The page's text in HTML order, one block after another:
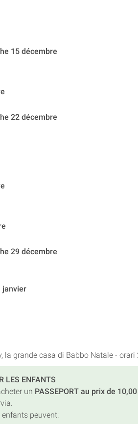
15 décembre
22 décembre
29 décembre
janvier
LES ENFANTS
un PASSEPORT au prix de
peuvent: